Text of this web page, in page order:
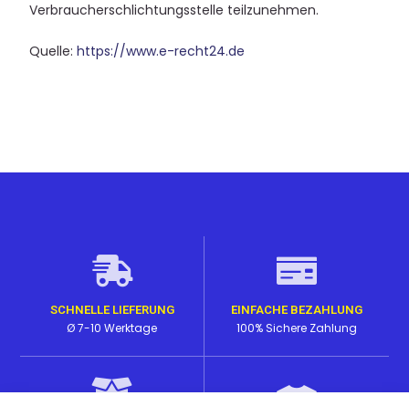
Verbraucherschlichtungsstelle teilzunehmen.
Quelle:https://www.e-recht24.de
SCHNELLE LIEFERUNG
Ø 7-10 Werktage
EINFACHE BEZAHLUNG
100% Sichere Zahlung